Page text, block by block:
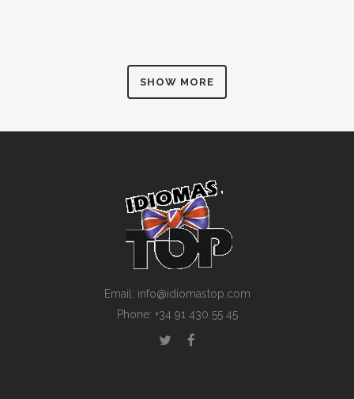
SHOW MORE
Email: info@idiomastop.com
Phone: +34 91 430 55 45